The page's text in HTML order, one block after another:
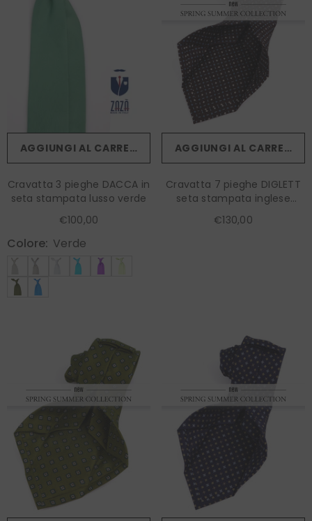
AGGIUNGI AL CARRELLO
Cravatta 3 pieghe DACCA in
seta stampata lusso verde
€100,00
Colore: Verde
AGGIUNGI AL CARRELLO
Cravatta 7 pieghe DIGLETT
seta stampata inglese
€130,00